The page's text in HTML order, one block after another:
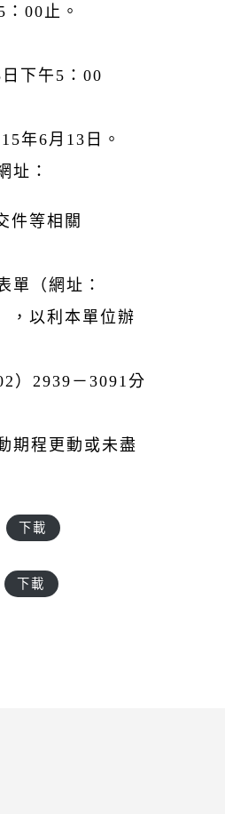
00止。
下午5：00
年6月13日。
址：
件等相關
單（網址：
以利本單位辦
）2939－3091分
期程更動或未盡
下載
下載